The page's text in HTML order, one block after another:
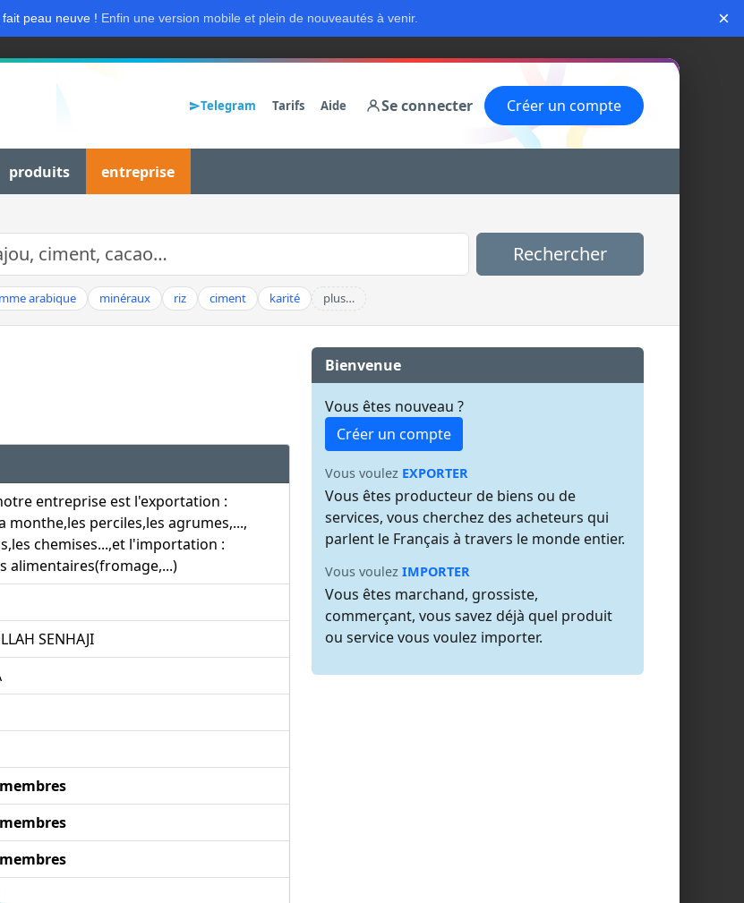
peau neuve ! Enfin une version mobile et plein de nouveautés à venir. ×
Telegram Tarifs Aide Se connecter Créer un compte
produits entreprise
Rechercher
arabique minéraux riz ciment karité plus…
entreprise est l'exportation :
monthe,les perciles,les agrumes,...,
chemises...,et l'importation :
alimentaires(fromage,...)
SENHAJI
Bienvenue
Vous êtes nouveau ?
Créer un compte
Vous voulez EXPORTER
Vous êtes producteur de biens ou de
services, vous cherchez des acheteurs qui
parlent le Français à travers le monde entier.
Vous voulez IMPORTER
Vous êtes marchand, grossiste,
commerçant, vous savez déjà quel produit
ou service vous voulez importer.